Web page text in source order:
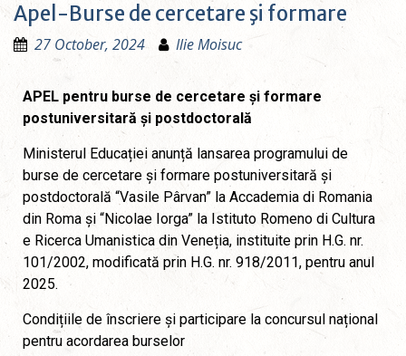
Apel-Burse de cercetare şi formare
27 October, 2024 Ilie Moisuc
APEL pentru burse de cercetare și formare
postuniversitară și postdoctorală
Ministerul Educației anunță lansarea programului de
burse de cercetare și formare postuniversitară și
postdoctorală “Vasile Pârvan” la Accademia di Romania
din Roma și “Nicolae Iorga” la Istituto Romeno di Cultura
e Ricerca Umanistica din Veneția, instituite prin H.G. nr.
101/2002, modificată prin H.G. nr. 918/2011, pentru anul
2025.
Condițiile de înscriere și participare la concursul național
pentru acordarea burselor